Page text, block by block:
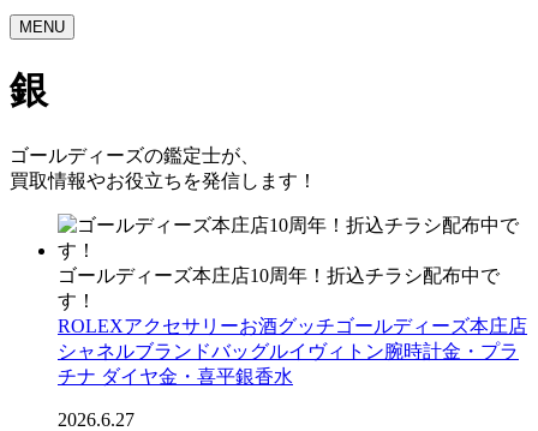
MENU
銀
ゴールディーズの鑑定士が、
買取情報やお役立ちを発信します！
ゴールディーズ本庄店10周年！折込チラシ配布中で
す！
ROLEXアクセサリーお酒グッチゴールディーズ本庄店
シャネルブランドバッグルイヴィトン腕時計金・プラ
チナ ダイヤ金・喜平銀香水
2026.6.27